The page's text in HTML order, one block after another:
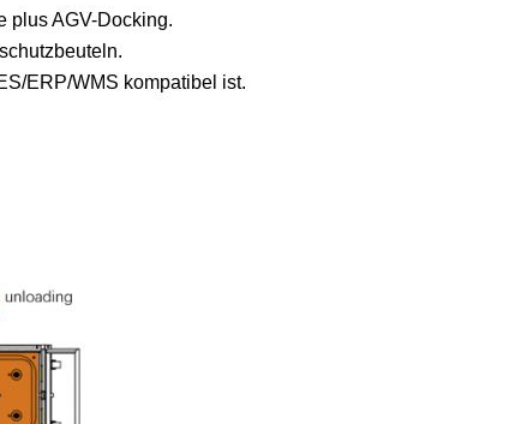
plus AGV-Docking.
ERP/WMS kompatibel ist.